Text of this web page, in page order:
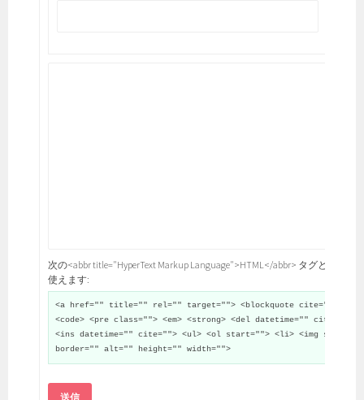
次の<abbr title="HyperText Markup Language">HTML</abbr> タグと属性が
使えます:
<a href="" title="" rel="" target=""> <blockquote cite="">
<code> <pre class=""> <em> <strong> <del datetime="" cite="">
<ins datetime="" cite=""> <ul> <ol start=""> <li> <img src=""
border="" alt="" height="" width="">
送信